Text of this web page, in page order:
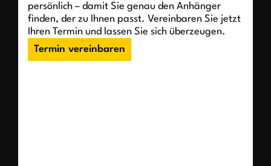
persönlich – damit Sie genau den Anhänger
finden, der zu Ihnen passt. Vereinbaren Sie jetzt
Ihren Termin und lassen Sie sich überzeugen.
Termin vereinbaren